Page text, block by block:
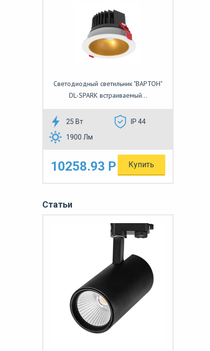
Светодиодный светильник "ВАРТОН"
DL-SPARK встраиваемый...
25 Вт
IP 44
1900 Лм
10258.93 Р Купить
Статьи